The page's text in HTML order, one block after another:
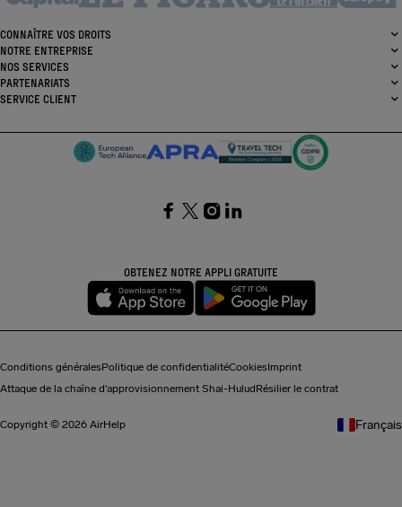
CONNAÎTRE VOS DROITS
NOTRE ENTREPRISE
NOS SERVICES
PARTENARIATS
SERVICE CLIENT
OBTENEZ NOTRE APPLI GRATUITE
Conditions généralesPolitique de confidentialitéCookiesImprint
Attaque de la chaîne d'approvisionnement Shai-HuludRésilier le contrat
Copyright © 2026 AirHelp Français